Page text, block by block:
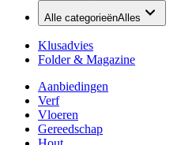
Alle categorieënAlles
Klusadvies
Folder & Magazine
Aanbiedingen
Verf
Vloeren
Gereedschap